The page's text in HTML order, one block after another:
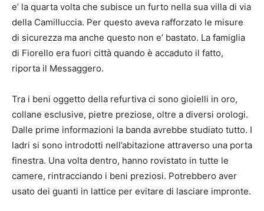
e’ la quarta volta che subisce un furto nella sua villa di via
della Camilluccia. Per questo aveva rafforzato le misure
di sicurezza ma anche questo non e’ bastato. La famiglia
di Fiorello era fuori città quando è accaduto il fatto,
riporta il Messaggero.
Tra i beni oggetto della refurtiva ci sono gioielli in oro,
collane esclusive, pietre preziose, oltre a diversi orologi.
Dalle prime informazioni la banda avrebbe studiato tutto. I
ladri si sono introdotti nell’abitazione attraverso una porta
finestra. Una volta dentro, hanno rovistato in tutte le
camere, rintracciando i beni preziosi. Potrebbero aver
usato dei guanti in lattice per evitare di lasciare impronte.